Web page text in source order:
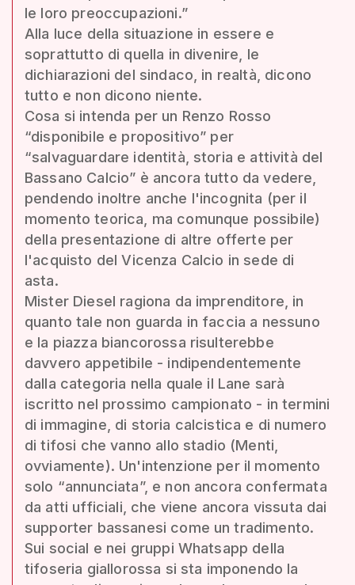
le loro preoccupazioni.”
Alla luce della situazione in essere e
soprattutto di quella in divenire, le
dichiarazioni del sindaco, in realtà, dicono
tutto e non dicono niente.
Cosa si intenda per un Renzo Rosso
“disponibile e propositivo” per
“salvaguardare identità, storia e attività del
Bassano Calcio” è ancora tutto da vedere,
pendendo inoltre anche l'incognita (per il
momento teorica, ma comunque possibile)
della presentazione di altre offerte per
l'acquisto del Vicenza Calcio in sede di
asta.
Mister Diesel ragiona da imprenditore, in
quanto tale non guarda in faccia a nessuno
e la piazza biancorossa risulterebbe
davvero appetibile - indipendentemente
dalla categoria nella quale il Lane sarà
iscritto nel prossimo campionato - in termini
di immagine, di storia calcistica e di numero
di tifosi che vanno allo stadio (Menti,
ovviamente). Un'intenzione per il momento
solo “annunciata”, e non ancora confermata
da atti ufficiali, che viene ancora vissuta dai
supporter bassanesi come un tradimento.
Sui social e nei gruppi Whatsapp della
tifoseria giallorossa si sta imponendo la